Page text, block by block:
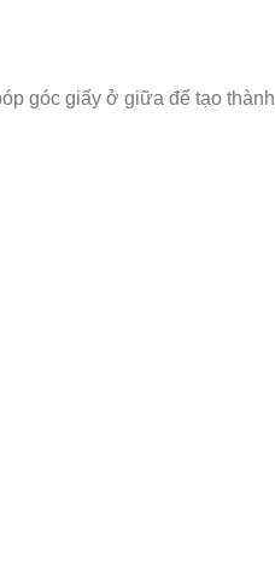
góc giấy ở giữa để tạo thành